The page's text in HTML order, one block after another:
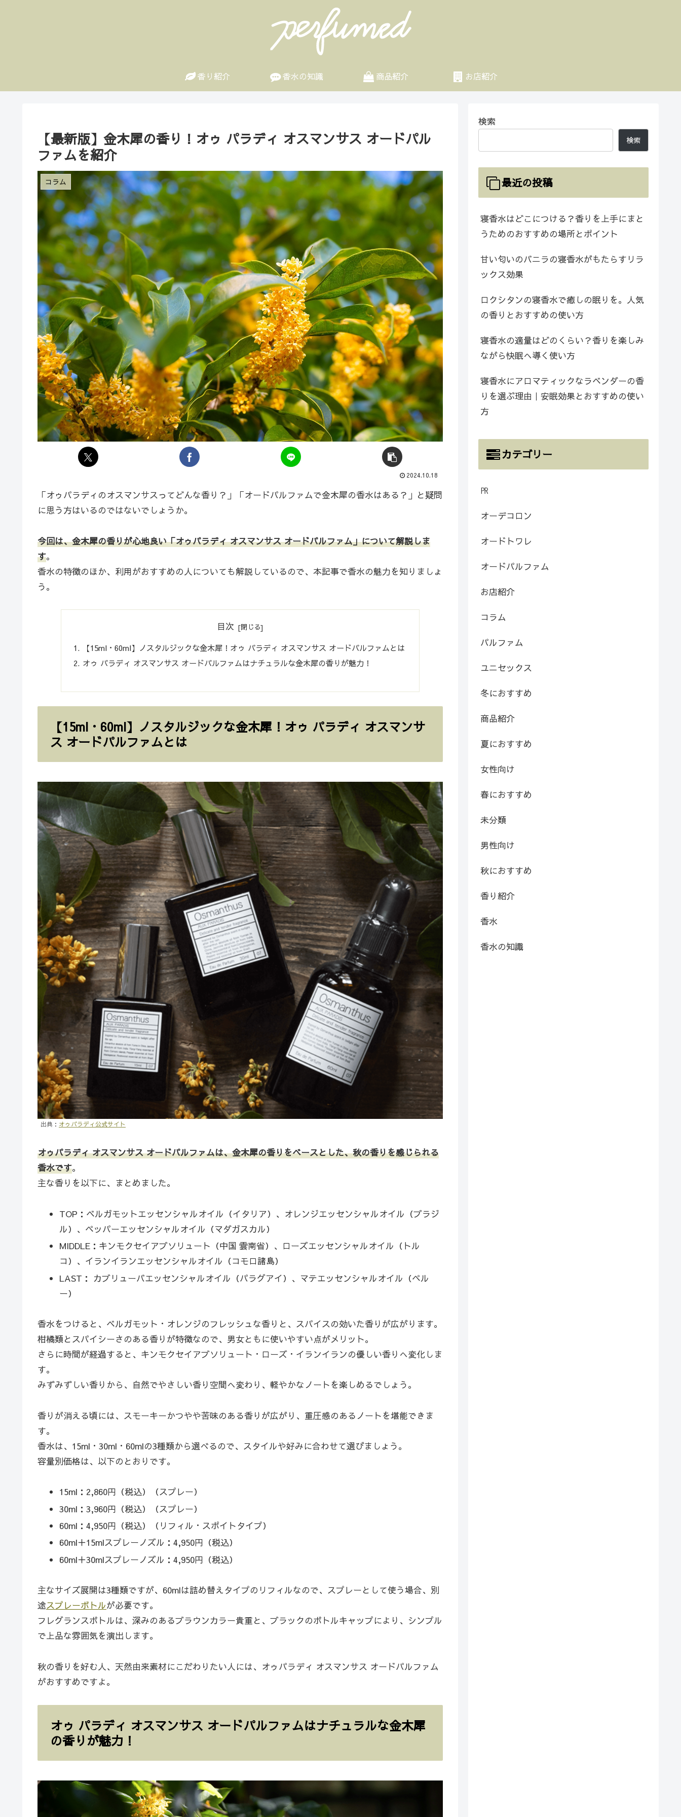
香り紹介 香水の知識 商品紹介 お店紹介
【最新版】金木犀の香り！オゥ パラディ オスマンサス オードパル
ファムを紹介
コラム
2024.10.18
「オゥパラディのオスマンサスってどんな香り？」「オードパルファムで金木犀の香水はある？」と疑問
に思う方はいるのではないでしょうか。
今回は、金木犀の香りが心地良い「オゥパラディ オスマンサス オードパルファム」について解説しま
す。
香水の特徴のほか、利用がおすすめの人についても解説しているので、本記事で香水の魅力を知りましょ
う。
目次
【15ml・60ml】ノスタルジックな金木犀！オゥ パラディ オスマンサス オードパルファムとは
オゥ パラディ オスマンサス オードパルファムはナチュラルな金木犀の香りが魅力！
【15ml・60ml】ノスタルジックな金木犀！オゥ パラディ オスマンサ
ス オードパルファムとは
出典： オゥパラディ公式サイト
オゥパラディ オスマンサス オードパルファムは、金木犀の香りをベースとした、秋の香りを感じられる
香水です。
主な香りを以下に、まとめました。
TOP：ベルガモットエッセンシャルオイル（イタリア）、オレンジエッセンシャルオイル（ブラジ
ル）、ペッパーエッセンシャルオイル（マダガスカル）
MIDDLE：キンモクセイアブソリュート（中国 雲南省）、ローズエッセンシャルオイル（トル
コ）、イランイランエッセンシャルオイル（コモロ諸島）
LAST： カブリューバエッセンシャルオイル（パラグアイ）、マテエッセンシャルオイル（ペル
ー）
香水をつけると、ベルガモット・オレンジのフレッシュな香りと、スパイスの効いた香りが広がります。
柑橘類とスパイシーさのある香りが特徴なので、男女ともに使いやすい点がメリット。
さらに時間が経過すると、キンモクセイアブソリュート・ローズ・イランイランの優しい香りへ変化しま
す。
みずみずしい香りから、自然でやさしい香り空間へ変わり、軽やかなノートを楽しめるでしょう。
香りが消える頃には、スモーキーかつやや苦味のある香りが広がり、重圧感のあるノートを堪能できま
す。
香水は、15ml・30ml・60mlの3種類から選べるので、スタイルや好みに合わせて選びましょう。
容量別価格は、以下のとおりです。
15ml：2,860円（税込）（スプレー）
30ml：3,960円（税込）（スプレー）
60ml：4,950円（税込）（リフィル・スポイトタイプ）
60ml＋15mlスプレーノズル：4,950円（税込）
60ml＋30mlスプレーノズル：4,950円（税込）
主なサイズ展開は3種類ですが、60mlは詰め替えタイプのリフィルなので、スプレーとして使う場合、別
途スプレーボトルが必要です。
フレグランスボトルは、深みのあるブラウンカラー貴重と、ブラックのボトルキャップにより、シンプル
で上品な雰囲気を演出します。
秋の香りを好む人、天然由来素材にこだわりたい人には、オゥパラディ オスマンサス オードパルファム
がおすすめですよ。
オゥ パラディ オスマンサス オードパルファムはナチュラルな金木犀
の香りが魅力！
検索
検索
最近の投稿
寝香水はどこにつける？香りを上手にまと
うためのおすすめの場所とポイント
甘い匂いのバニラの寝香水がもたらすリラ
ックス効果
ロクシタンの寝香水で癒しの眠りを。人気
の香りとおすすめの使い方
寝香水の適量はどのくらい？香りを楽しみ
ながら快眠へ導く使い方
寝香水にアロマティックなラベンダーの香
りを選ぶ理由｜安眠効果とおすすめの使い
方
カテゴリー
㏚
オーデコロン
オードトワレ
オードパルファム
お店紹介
コラム
パルファム
ユニセックス
冬におすすめ
商品紹介
夏におすすめ
女性向け
春におすすめ
未分類
男性向け
秋におすすめ
香り紹介
香水
香水の知識